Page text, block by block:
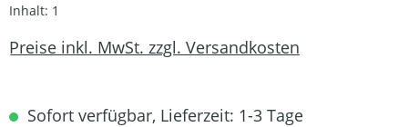
Inhalt: 1
Preise inkl. MwSt. zzgl. Versandkosten
Sofort verfügbar, Lieferzeit: 1-3 Tage